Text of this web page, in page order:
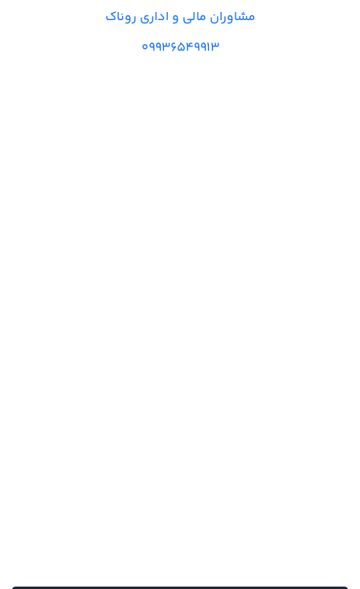
مشاوران مالی و اداری روناک
09936549913